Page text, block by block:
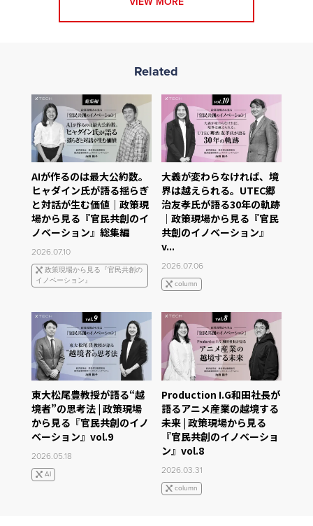
Related
AIが作るのは最大公約数。
ヒャダイン氏が語る揺らぎ
と対話が生む価値｜政策現
場から見る『官民共創のイ
ノベーション』総集編
2026.07.10
政策現場から見る『官民共創の
イノベーション』
大義が変わらなければ、境
界は越えられる。UTEC郷
治友孝氏が語る30年の軌跡
｜政策現場から見る『官民
共創のイノベーション』
v...
2026.07.06
column
東大松尾豊教授が語る“越
境者”の思考法 | 政策現場
から見る『官民共創のイノ
ベーション』vol.9
2026.05.18
AI
Production I.G和田社長が
語るアニメ産業の越境する
未来 | 政策現場から見る
『官民共創のイノベーショ
ン』vol.8
2026.03.31
column